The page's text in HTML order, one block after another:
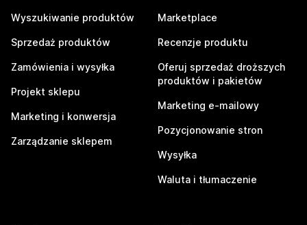
Wyszukiwanie produktów
Sprzedaż produktów
Zamówienia i wysyłka
Projekt sklepu
Marketing i konwersja
Zarządzanie sklepem
Marketplace
Recenzje produktu
Oferuj sprzedaż droższych
produktów i pakietów
Marketing e-mailowy
Pozycjonowanie stron
Wysyłka
Waluta i tłumaczenie